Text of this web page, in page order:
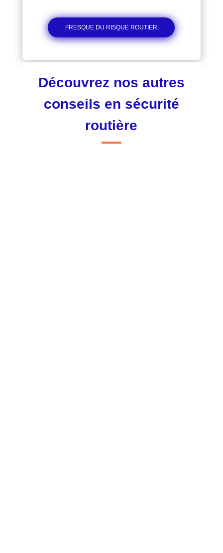
FRESQUE DU RISQUE ROUTIER
Découvrez nos autres
conseils en sécurité
routière